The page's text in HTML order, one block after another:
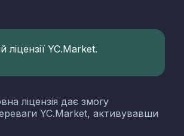
YC.Market.
ліцензія дає змогу
YC.Market, активувавши